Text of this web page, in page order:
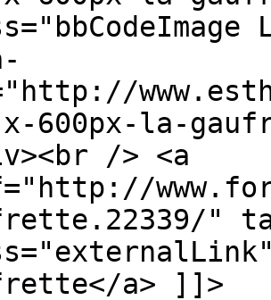
x-600px-la-
/> <a
"
a> ]]>